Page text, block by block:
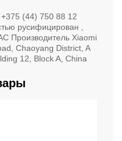
(44) 750 88 12
русифицирован ,
Производитель Xiaomi
Chaoyang District, A
12, Block A, China